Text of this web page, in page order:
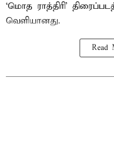
‘மொத ராத்திரி’
வெளியானது.
Read